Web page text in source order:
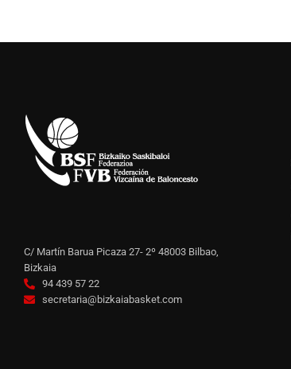
C/ Martín Barua Picaza 27- 2º 48003 Bilbao,
Bizkaia
94 439 57 22
secretaria@bizkaiabasket.com